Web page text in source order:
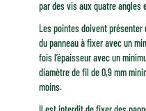
par des vis aux quatre angles
Les pointes doivent présenter
du panneau à fixer avec un
fois l’épaisseur avec un
diamètre de fil de 0,9 mm
moins.